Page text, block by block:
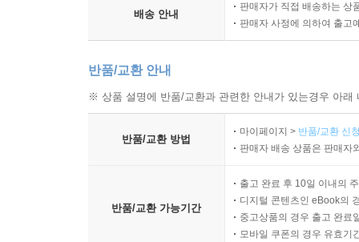
배송 안내
판매자가 직접 배송하는 상
판매자 사정에 의하여 출고
반품/교환 안내
※ 상품 설명에 반품/교환과 관련한 안내가 있는경우 아
반품/교환 방법
마이페이지 > 반품/교환 신
판매자 배송 상품은 판매자
반품/교환 가능기간
출고 완료 후 10일 이내의
디지털 콘텐츠인 eBook의
중고상품의 경우 출고 완료
모바일 쿠폰의 경우 유효기